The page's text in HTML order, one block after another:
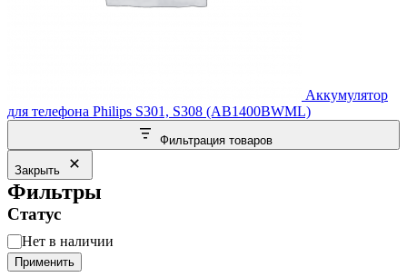
Аккумулятор
для телефона Philips S301, S308 (AB1400BWML)
Фильтрация товаров
Закрыть
Фильтры
Статус
Статус
Нет в наличии
Применить